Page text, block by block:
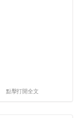
點擊打開全文